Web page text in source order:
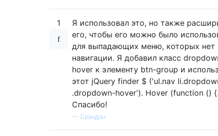
1
Я использовал это, но также
его, чтобы его можно было
для выпадающих меню, которых нет
навигации. Я добавил класс
hover к элементу btn-group и
этот jQuery finder $ ('ul.nav
.dropdown-hover'). Hover (function ()
Спасибо!
— Брэндон